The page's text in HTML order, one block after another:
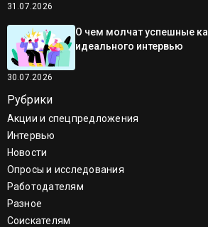
31.07.2026
30.07.2026
О чем молчат успешные
идеального интервью
Рубрики
Акции и спецпредложения
Интервью
Новости
Опросы и исследования
Работодателям
Разное
Соискателям